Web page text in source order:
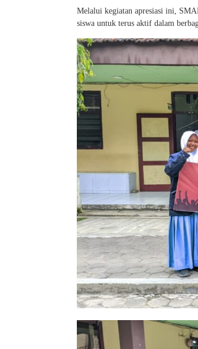
Melalui kegiatan apresiasi ini,
siswa untuk terus aktif dalam